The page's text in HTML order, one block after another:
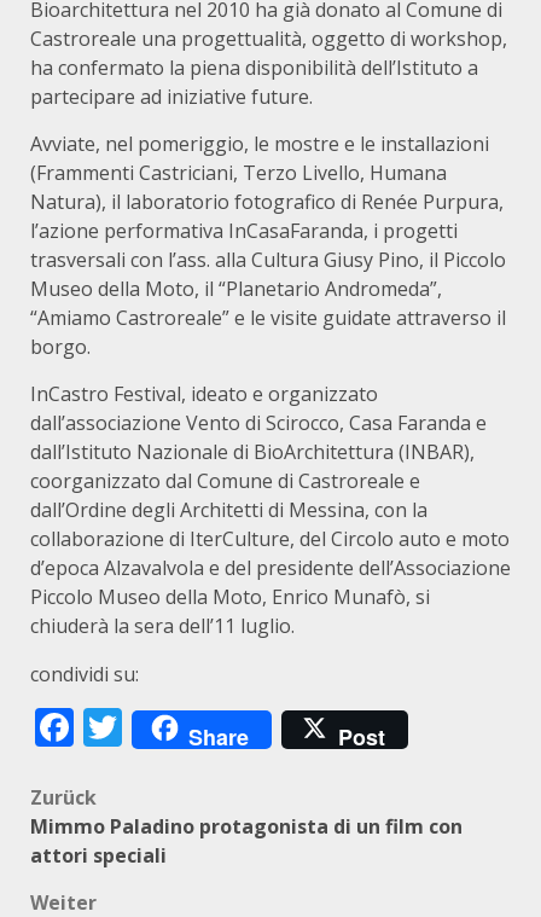
Bioarchitettura nel 2010 ha già donato al Comune di
Castroreale una progettualità, oggetto di workshop,
ha confermato la piena disponibilità dell’Istituto a
partecipare ad iniziative future.
Avviate, nel pomeriggio, le mostre e le installazioni
(Frammenti Castriciani, Terzo Livello, Humana
Natura), il laboratorio fotografico di Renée Purpura,
l’azione performativa InCasaFaranda, i progetti
trasversali con l’ass. alla Cultura Giusy Pino, il Piccolo
Museo della Moto, il “Planetario Andromeda”,
“Amiamo Castroreale” e le visite guidate attraverso il
borgo.
InCastro Festival, ideato e organizzato
dall’associazione Vento di Scirocco, Casa Faranda e
dall’Istituto Nazionale di BioArchitettura (INBAR),
coorganizzato dal Comune di Castroreale e
dall’Ordine degli Architetti di Messina, con la
collaborazione di IterCulture, del Circolo auto e moto
d’epoca Alzavalvola e del presidente dell’Associazione
Piccolo Museo della Moto, Enrico Munafò, si
chiuderà la sera dell’11 luglio.
condividi su:
Facebook
Twitter
Share Post
Beitragsnavigation
Zurück
Mimmo Paladino protagonista di un film con
attori speciali
Weiter